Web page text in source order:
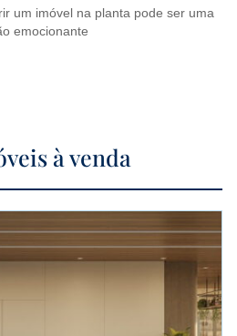
um imóvel na planta pode ser uma
emocionante
à venda